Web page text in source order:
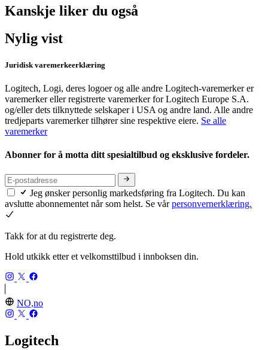
Kanskje liker du også
Nylig vist
Juridisk varemerkeerklæring
Logitech, Logi, deres logoer og alle andre Logitech-varemerker er
varemerker eller registrerte varemerker for Logitech Europe S.A.
og/eller dets tilknyttede selskaper i USA og andre land. Alle andre
tredjeparts varemerker tilhører sine respektive eiere. Se alle
varemerker
Abonner for å motta ditt spesialtilbud og eksklusive fordeler.
Jeg ønsker personlig markedsføring fra Logitech. Du kan
avslutte abonnementet når som helst. Se vårpersonvernerklæring.
Takk for at du registrerte deg.
Hold utkikk etter et velkomsttilbud i innboksen din.
NO,no
Logitech